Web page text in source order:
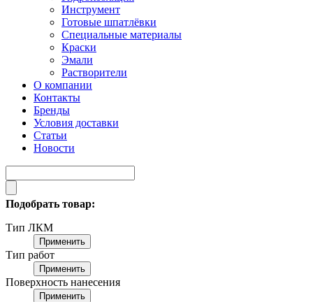
Инструмент
Готовые шпатлёвки
Специальные материалы
Краски
Эмали
Растворители
О компании
Контакты
Бренды
Условия доставки
Статьи
Новости
Подобрать товар:
Тип ЛКМ
Применить
Тип работ
Применить
Поверхность нанесения
Применить